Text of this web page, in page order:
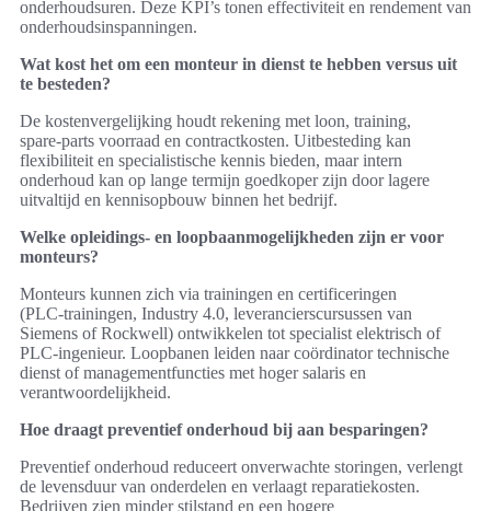
onderhoudsuren. Deze KPI’s tonen effectiviteit en rendement van
onderhoudsinspanningen.
Wat kost het om een monteur in dienst te hebben versus uit
te besteden?
De kostenvergelijking houdt rekening met loon, training,
spare‑parts voorraad en contractkosten. Uitbesteding kan
flexibiliteit en specialistische kennis bieden, maar intern
onderhoud kan op lange termijn goedkoper zijn door lagere
uitvaltijd en kennisopbouw binnen het bedrijf.
Welke opleidings- en loopbaanmogelijkheden zijn er voor
monteurs?
Monteurs kunnen zich via trainingen en certificeringen
(PLC‑trainingen, Industry 4.0, leverancierscursussen van
Siemens of Rockwell) ontwikkelen tot specialist elektrisch of
PLC‑ingenieur. Loopbanen leiden naar coördinator technische
dienst of managementfuncties met hoger salaris en
verantwoordelijkheid.
Hoe draagt preventief onderhoud bij aan besparingen?
Preventief onderhoud reduceert onverwachte storingen, verlengt
de levensduur van onderdelen en verlaagt reparatiekosten.
Bedrijven zien minder stilstand en een hogere